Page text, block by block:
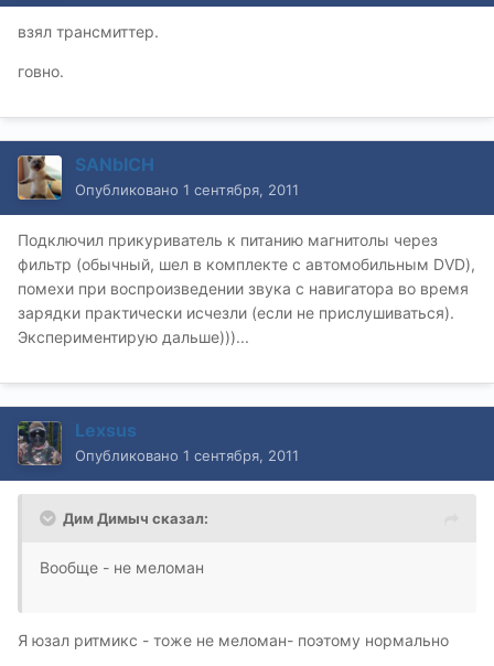
взял трансмиттер.
говно.
SANbICH
Опубликовано 1 сентября, 2011
Подключил прикуриватель к питанию магнитолы через
фильтр (обычный, шел в комплекте с автомобильным DVD),
помехи при воспроизведении звука с навигатора во время
зарядки практически исчезли (если не прислушиваться).
Экспериментирую дальше)))...
Lexsus
Опубликовано 1 сентября, 2011
Дим Димыч сказал:
Вообще - не меломан
Я юзал ритмикс - тоже не меломан- поэтому нормально